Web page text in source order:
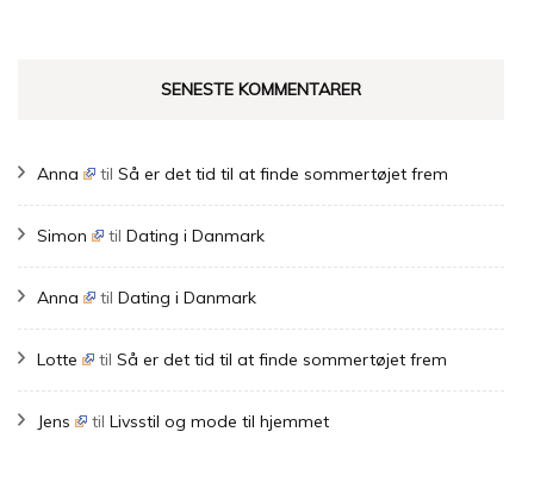
SENESTE KOMMENTARER
Anna tilSå er det tid til at finde sommertøjet frem
Simon tilDating i Danmark
Anna tilDating i Danmark
Lotte tilSå er det tid til at finde sommertøjet frem
Jens tilLivsstil og mode til hjemmet